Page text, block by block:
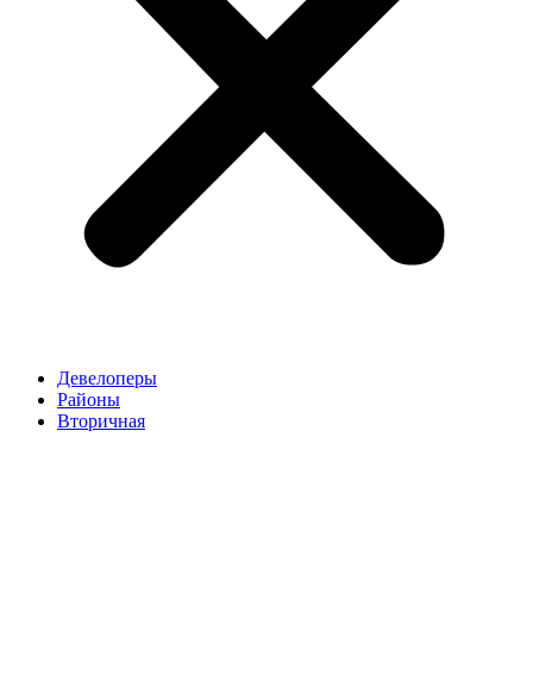
Девелоперы
Районы
Вторичная